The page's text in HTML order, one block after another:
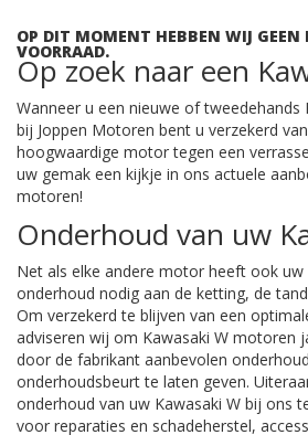
OP DIT MOMENT HEBBEN WIJ
VOORRAAD.
Op zoek naar een
Wanneer u een nieuwe of tweedehands
bij Joppen Motoren bent u verzekerd
hoogwaardige motor tegen een
uw gemak een kijkje in ons actuele
motoren!
Onderhoud van uw
Net als elke andere motor heeft ook uw
onderhoud nodig aan de ketting, de
Om verzekerd te blijven van een
adviseren wij om Kawasaki W motoren
door de fabrikant aanbevolen
onderhoudsbeurt te laten geven.
onderhoud van uw Kawasaki W bij ons
voor reparaties en schadeherstel,